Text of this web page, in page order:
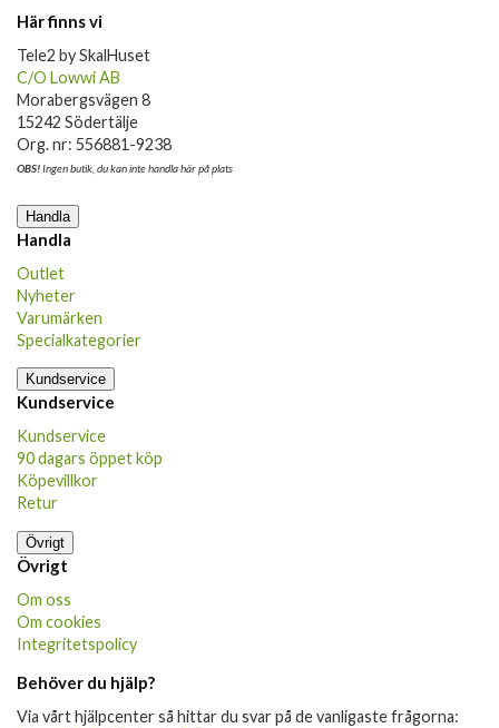
Här finns vi
Tele2 by SkalHuset
C/O Lowwi AB
Morabergsvägen 8
15242 Södertälje
Org. nr: 556881-9238
OBS!Ingen butik, du kan inte handla här på plats
Handla
Handla
Outlet
Nyheter
Varumärken
Specialkategorier
Kundservice
Kundservice
Kundservice
90 dagars öppet köp
Köpevillkor
Retur
Övrigt
Övrigt
Om oss
Om cookies
Integritetspolicy
Behöver du hjälp?
Via vårt hjälpcenter så hittar du svar på de vanligaste frågorna: